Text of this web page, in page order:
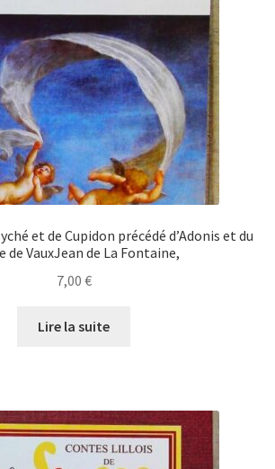
et de Cupidon précédé d’Adonis et du
de VauxJean de La Fontaine,
7,00 €
Lire la suite